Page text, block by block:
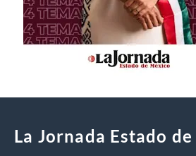
La Jornada Estado